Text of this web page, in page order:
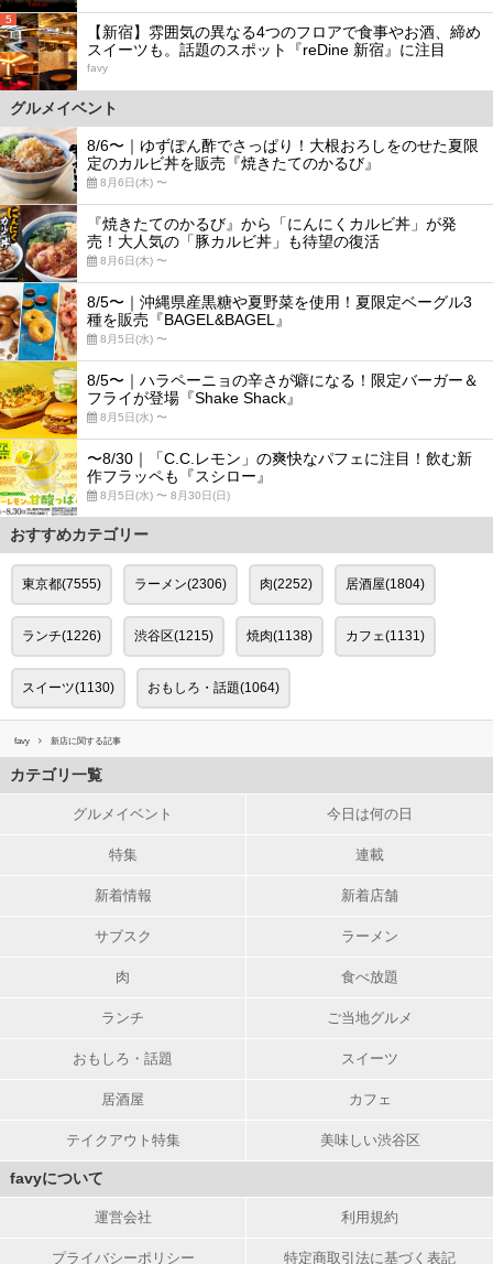
5
【新宿】雰囲気の異なる4つのフロアで食事やお酒、締め
スイーツも。話題のスポット『reDine 新宿』に注目
favy
グルメイベント
8/6〜｜ゆずぽん酢でさっぱり！大根おろしをのせた夏限
定のカルビ丼を販売『焼きたてのかるび』
8月6日(木) 〜
『焼きたてのかるび』から「にんにくカルビ丼」が発
売！大人気の「豚カルビ丼」も待望の復活
8月6日(木) 〜
8/5〜｜沖縄県産黒糖や夏野菜を使用！夏限定ベーグル3
種を販売『BAGEL&BAGEL』
8月5日(水) 〜
8/5〜｜ハラペーニョの辛さが癖になる！限定バーガー＆
フライが登場『Shake Shack』
8月5日(水) 〜
〜8/30｜「C.C.レモン」の爽快なパフェに注目！飲む新
作フラッペも『スシロー』
8月5日(水) 〜 8月30日(日)
おすすめカテゴリー
東京都(7555) ラーメン(2306) 肉(2252) 居酒屋(1804)
ランチ(1226) 渋谷区(1215) 焼肉(1138) カフェ(1131)
スイーツ(1130) おもしろ・話題(1064)
favy 新店に関する記事
カテゴリ一覧
グルメイベント 今日は何の日
特集 連載
新着情報 新着店舗
サブスク ラーメン
肉 食べ放題
ランチ ご当地グルメ
おもしろ・話題 スイーツ
居酒屋 カフェ
テイクアウト特集 美味しい渋谷区
favyについて
運営会社 利用規約
プライバシーポリシー 特定商取引法に基づく表記